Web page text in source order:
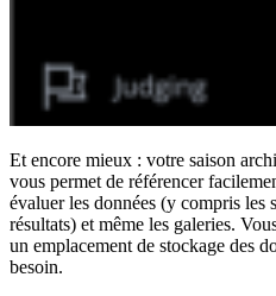
Et encore mieux : votre saison
vous permet de référencer
évaluer les données (y compris les
résultats) et même les galeries.
un emplacement de stockage des
besoin.